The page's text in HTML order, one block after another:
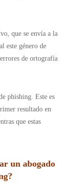
que se envía a la
este género de
de ortografía
phishing. Este es
resultado en
que estas
un abogado